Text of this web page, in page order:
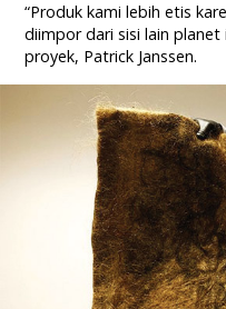
“Produk kami lebih etis
diimpor dari sisi lain planet
proyek, Patrick Janssen.